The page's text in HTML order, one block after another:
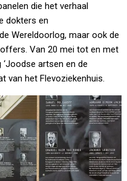
die het verhaal
dokters en
Wereldoorlog, maar ook de
Van 20 mei tot en met
artsen en de
van het Flevoziekenhuis.